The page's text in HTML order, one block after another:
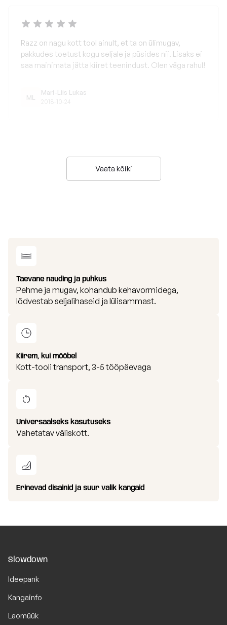
Razz on nagu kott tool ainult, et ta on ülimugav,
pakkudes toetust kogu seljale ja püsides nii. Lisaks ei
saa mainimata jätta kiiret teenindust. Olen väga rahul!
ML
Mari-Liis Lukas
Vaata kõiki
Taevane nauding ja puhkus
Pehme ja mugav, kohandub kehavormidega,
lõdvestab seljalihaseid ja lülisammast.
Kiirem, kui mööbel
Kott-tooli transport, 3-5 tööpäevaga
Universaalseks kasutuseks
Vahetatav väliskott.
Erinevad disainid ja suur valik kangaid
Slowdown
Ideepank
Kangainfo
Laomüük